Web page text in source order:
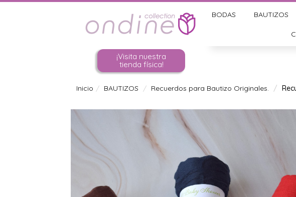
BODAS BAUTIZOS
¡Visita nuestra
tienda física!
Inicio BAUTIZOS Recuerdos para Bautizo Originales.